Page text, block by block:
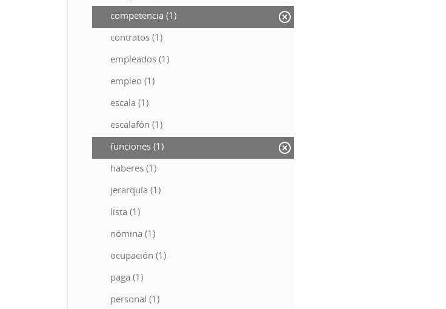
competencia (1)
contratos (1)
empleados (1)
empleo (1)
escala (1)
escalafón (1)
funciones (1)
haberes (1)
jerarquía (1)
lista (1)
nómina (1)
ocupación (1)
paga (1)
personal (1)